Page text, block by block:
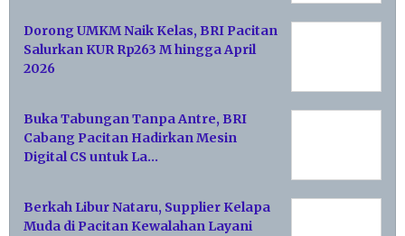
Dorong UMKM Naik Kelas, BRI Pacitan
Salurkan KUR Rp263 M hingga April
2026
Buka Tabungan Tanpa Antre, BRI
Cabang Pacitan Hadirkan Mesin
Digital CS untuk La…
Berkah Libur Nataru, Supplier Kelapa
Muda di Pacitan Kewalahan Layani